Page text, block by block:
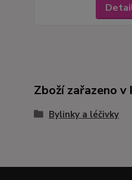
Zboží zařazeno
Bylinky a léčivky